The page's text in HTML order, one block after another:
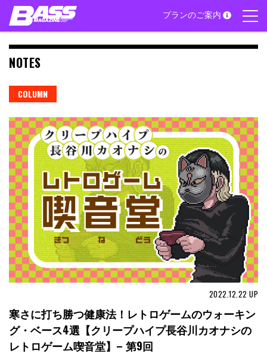
Skip
content
プランのご案内
NOTES
COLUMN
2022.12.22 UP
寒さに打ち勝つ健康法！レトロゲームのウォーキン
グ・ベース4選【クリープハイプ長谷川カオナシの
レトロゲーム喫音堂】– 第9回